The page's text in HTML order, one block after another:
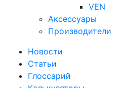
VEN
Аксессуары
Производители
Новости
Статьи
Глоссарий